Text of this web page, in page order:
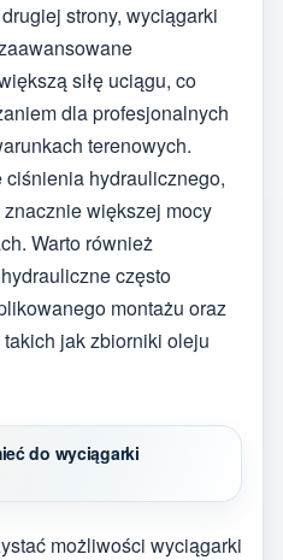
strony, wyciągarki
siłę uciągu, co
dla profesjonalnych
terenowych.
ciśnienia hydraulicznego,
większej mocy
Warto również
często
montażu oraz
jak zbiorniki oleju
do wyciągarki
możliwości wyciągarki